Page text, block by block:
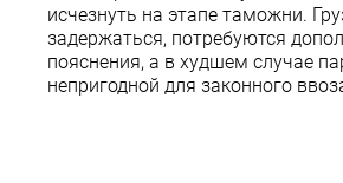
исчезнуть на этапе таможни.
задержаться, потребуются
пояснения, а в худшем случае
непригодной для законного